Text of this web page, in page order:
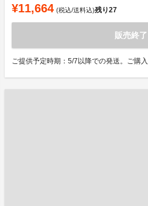
¥11,664 (税込/送料込)残り27
販売終了
ご提供予定時期：5/7以降での発送。ご購